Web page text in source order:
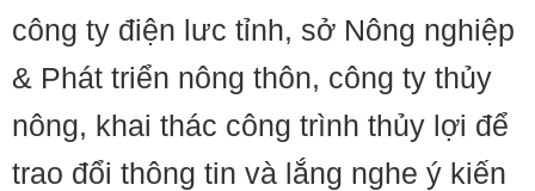
công ty điện lưc tỉnh, sở Nông nghiệp
& Phát triển nông thôn, công ty thủy
nông, khai thác công trình thủy lợi để
trao đổi thông tin và lắng nghe ý kiến